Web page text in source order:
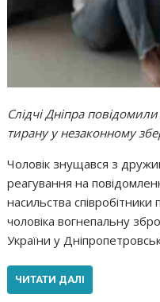
Слідчі Дніпра
тирану у незаконному
Чоловік знущався з
реагування на
насильства співробітники
чоловіка вогнепальну
України у
ЧИТАТИ ДАЛІ